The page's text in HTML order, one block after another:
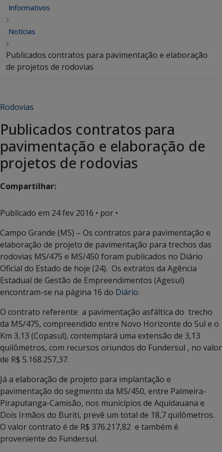
Informativos
Notícias
Publicados contratos para pavimentação e elaboração
de projetos de rodovias
Rodovias
Publicados contratos para
pavimentação e elaboração de
projetos de rodovias
Compartilhar:
Publicado em 24 fev 2016 • por •
Campo Grande (MS) – Os contratos para pavimentação e
elaboração de projeto de pavimentação para trechos das
rodovias MS/475 e MS/450 foram publicados no Diário
Oficial do Estado de hoje (24). Os extratos da Agência
Estadual de Gestão de Empreendimentos (Agesul)
encontram-se na página 16 do Diário.
O contrato referente a pavimentação asfáltica do trecho
da MS/475, compreendido entre Novo Horizonte do Sul e o
Km 3,13 (Copasul), contemplará uma extensão de 3,13
quilômetros, com recursos oriundos do Fundersul , no valor
de R$ 5.168.257,37.
Já a elaboração de projeto para implantação e
pavimentação do segmento da MS/450, entre Palmeira-
Piraputanga-Camisão, nos municípios de Aquidauana e
Dois Irmãos do Buriti, prevê um total de 18,7 quilômetros.
O valor contrato é de R$ 376.217,82 e também é
proveniente do Fundersul.